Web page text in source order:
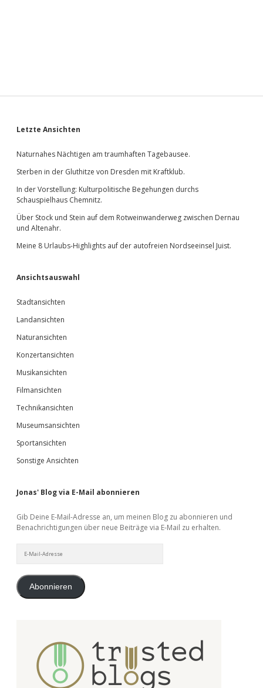
Sidebar
Letzte Ansichten
Naturnahes Nächtigen am traumhaften Tagebausee.
Sterben in der Gluthitze von Dresden mit Kraftklub.
In der Vorstellung: Kulturpolitische Begehungen durchs
Schauspielhaus Chemnitz.
Über Stock und Stein auf dem Rotweinwanderweg zwischen Dernau
und Altenahr.
Meine 8 Urlaubs-Highlights auf der autofreien Nordseeinsel Juist.
Ansichtsauswahl
Stadtansichten
Landansichten
Naturansichten
Konzertansichten
Musikansichten
Filmansichten
Technikansichten
Museumsansichten
Sportansichten
Sonstige Ansichten
Jonas' Blog via E-Mail abonnieren
Gib Deine E-Mail-Adresse an, um meinen Blog zu abonnieren und
Benachrichtigungen über neue Beiträge via E-Mail zu erhalten.
Mail-
Abonnieren